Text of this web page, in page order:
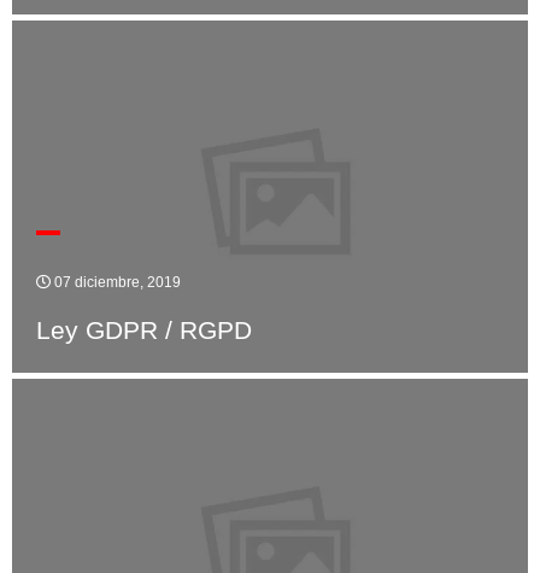
07 diciembre, 2019
Ley GDPR / RGPD